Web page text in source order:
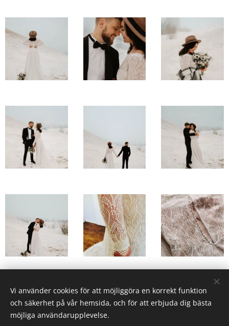
Alla priser i SEK
Terms & general conditions
Vi använder cookies för att möjliggöra en korrekt funktion
och säkerhet på vår hemsida, och för att erbjuda dig bästa
möjliga användarupplevelse.